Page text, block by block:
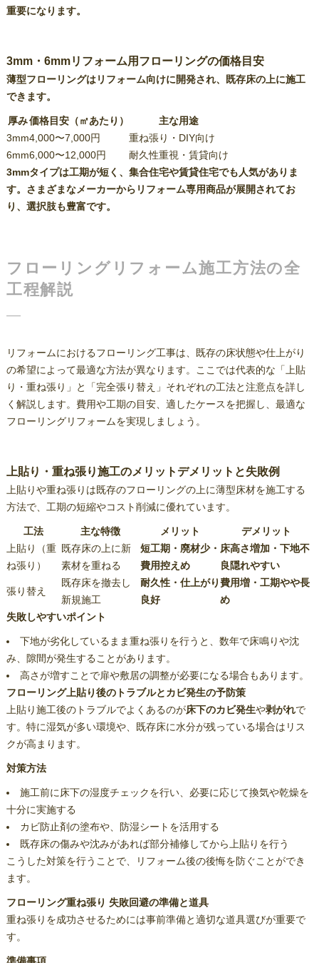
重要になります。
3mm・6mmリフォーム用フローリングの価格目安
薄型フローリングはリフォーム向けに開発され、既存床の上に施工
できます。
厚み価格目安（㎡あたり）
主な用途
3mm4,000〜7,000円
重ね張り・DIY向け
6mm6,000〜12,000円
耐久性重視・賃貸向け
3mmタイプは工期が短く、集合住宅や賃貸住宅でも人気がありま
す。さまざまなメーカーからリフォーム専用商品が展開されてお
り、選択肢も豊富です。
フローリングリフォーム施工方法の全
工程解説
リフォームにおけるフローリング工事は、既存の床状態や仕上がり
の希望によって最適な方法が異なります。ここでは代表的な「上貼
り・重ね張り」と「完全張り替え」それぞれの工法と注意点を詳し
く解説します。費用や工期の目安、適したケースを把握し、最適な
フローリングリフォームを実現しましょう。
上貼り・重ね張り施工のメリットデメリットと失敗例
上貼りや重ね張りは既存のフローリングの上に薄型床材を施工する
方法で、工期の短縮やコスト削減に優れています。
工法 主な特徴 メリット
デメリット
上貼り（重
ね張り）
既存床の上に新
素材を重ねる
短工期・廃材少・
費用控えめ
床高さ増加・下地不
良隠れやすい
張り替え
既存床を撤去し
新規施工
耐久性・仕上がり
良好
費用増・工期やや長
め
失敗しやすいポイント
下地が劣化しているまま重ね張りを行うと、数年で床鳴りや沈
み、隙間が発生することがあります。
高さが増すことで扉や敷居の調整が必要になる場合もあります。
フローリング上貼り後のトラブルとカビ発生の予防策
上貼り施工後のトラブルでよくあるのが床下のカビ発生や剥がれで
す。特に湿気が多い環境や、既存床に水分が残っている場合はリス
クが高まります。
対策方法
施工前に床下の湿度チェックを行い、必要に応じて換気や乾燥を
十分に実施する
カビ防止剤の塗布や、防湿シートを活用する
既存床の傷みや沈みがあれば部分補修してから上貼りを行う
こうした対策を行うことで、リフォーム後の後悔を防ぐことができ
ます。
フローリング重ね張り 失敗回避の準備と道具
重ね張りを成功させるためには事前準備と適切な道具選びが重要で
す。